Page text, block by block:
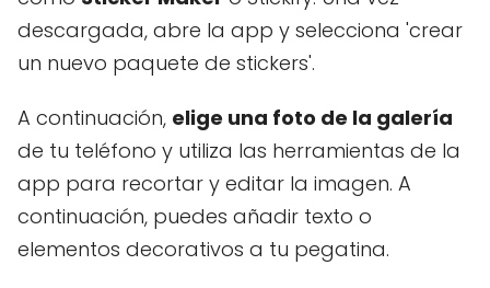
descargada, abre la app y selecciona 'crear
un nuevo paquete de stickers'.
A continuación, elige una foto de la galería
de tu teléfono y utiliza las herramientas de la
app para recortar y editar la imagen. A
continuación, puedes añadir texto o
elementos decorativos a tu pegatina.